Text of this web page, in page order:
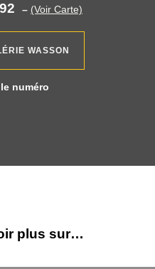
– (Voir Carte)
WASSON
numéro
plus sur…